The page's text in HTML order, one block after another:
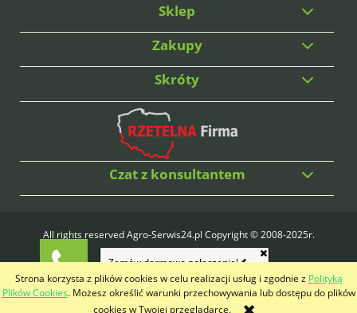
Strona korzysta z plików cookies w celu realizacji usług i zgodnie z Polityką
Plików Cookies. Możesz określić warunki przechowywania lub dostępu do plików
cookies w Twojej przeglądarce.
Sklep
Zakupy
Skróty
Czat z konsultantem
All rights reserved Agro-Serwis24.pl Copyright © 2008-2025r.
Wykonanie:
PrimeBit Studio
Zamów darmowe połączenie!
pokaż pełną wersję strony